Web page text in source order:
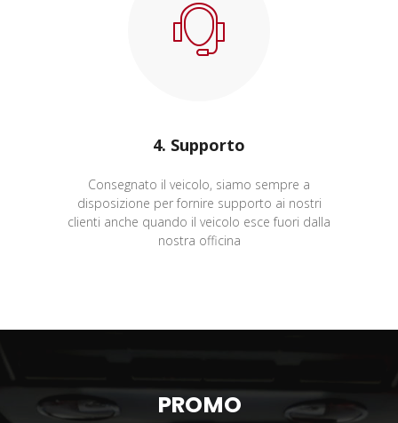
4. Supporto
Consegnato il veicolo, siamo sempre a
disposizione per fornire supporto ai nostri
clienti anche quando il veicolo esce fuori dalla
nostra officina
PROMO